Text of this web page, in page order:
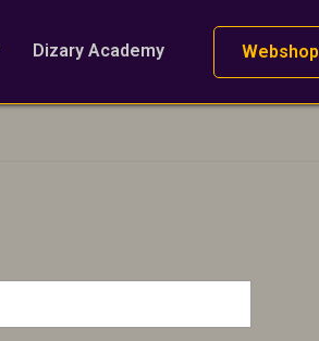
Dizary Academy Webshop